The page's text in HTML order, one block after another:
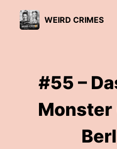
WEIRD CRIMES
#55 –
Monster